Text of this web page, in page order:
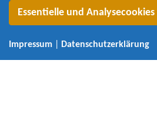
Telefon: 08024 4702750
Telefax: 08024 4702759
E-Mail: info@malpo.de
Essentielle und
Impressum Datenschutzerklärung